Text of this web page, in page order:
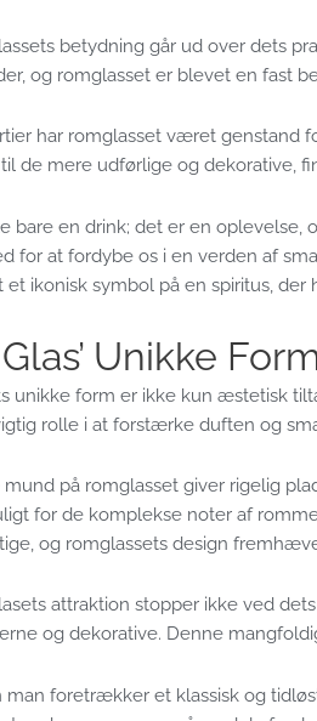
betydning går ud over dets
og romglasset er blevet en fast
har romglasset været genstand
de mere udførlige og dekorative,
bare en drink; det er en
for at fordybe os i en verden af
et ikonisk symbol på en spiritus,
Unikke
unikke form er ikke kun æstetisk
rolle i at forstærke duften og
mund på romglasset giver rigelig
for de komplekse noter af
og romglassets design
attraktion stopper ikke ved
og dekorative. Denne
man foretrækker et klassisk og